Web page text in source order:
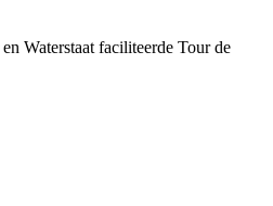
Waterstaat faciliteerde Tour de